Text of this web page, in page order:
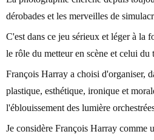
dérobades et les merveilles de
C'est dans ce jeu sérieux et léger à la
le rôle du metteur en scène et celui
François Harray a choisi d'organiser,
plastique, esthétique, ironique et
l'éblouissement des lumière
Je considère François Harray comme